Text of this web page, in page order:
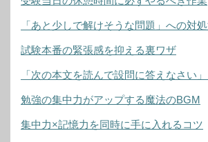
「あと少しで解けそうな問題」への対
試験本番の緊張感を抑える裏ワザ
「次の本文を読んで設問に答えなさい」
勉強の集中力がアップする魔法のBGM
集中力×記憶力を同時に手に入れるコツ